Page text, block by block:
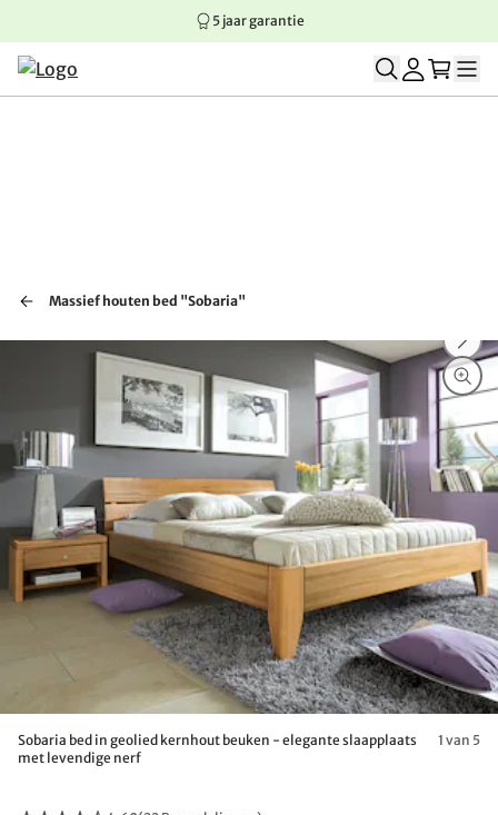
Springen naar hoofdinhoud
Springen naar hoofdnavigatie
Springen naar voettekst
5 jaar garantie
Massief houten bed "Sobaria"
Sobaria bed in geolied kernhout beuken - elegante slaapplaats
met levendige nerf
1 van 5